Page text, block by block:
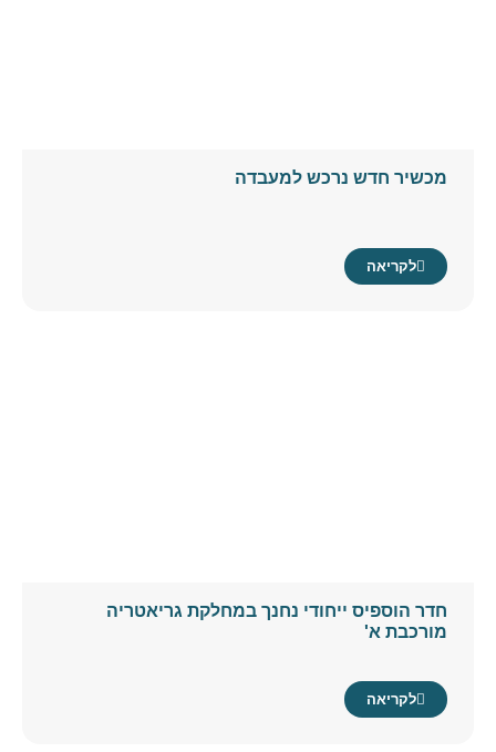
מכשיר חדש נרכש למעבדה
לקריאה
חדר הוספיס ייחודי נחנך במחלקת גריאטריה
מורכבת א'
לקריאה